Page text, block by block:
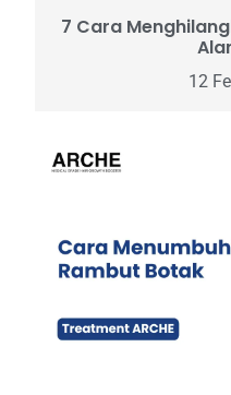
7 Cara
12